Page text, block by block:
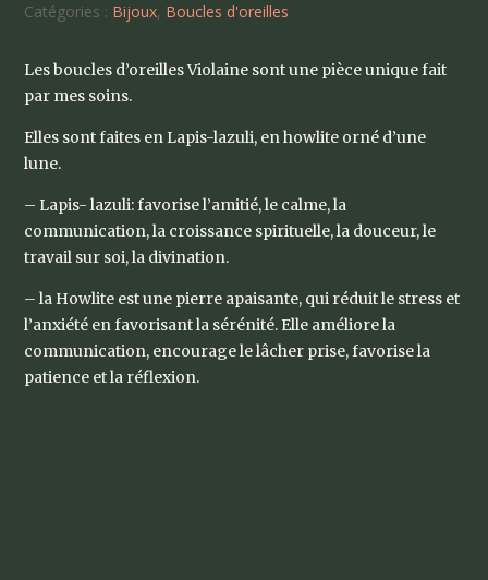
Catégories : Bijoux, Boucles d'oreilles
Les boucles d’oreilles Violaine sont une pièce unique fait
par mes soins.
Elles sont faites en Lapis-lazuli, en howlite orné d’une
lune.
– Lapis- lazuli: favorise l’amitié, le calme, la
communication, la croissance spirituelle, la douceur, le
travail sur soi, la divination.
– la Howlite est une pierre apaisante, qui réduit le stress et
l’anxiété en favorisant la sérénité. Elle améliore la
communication, encourage le lâcher prise, favorise la
patience et la réflexion.